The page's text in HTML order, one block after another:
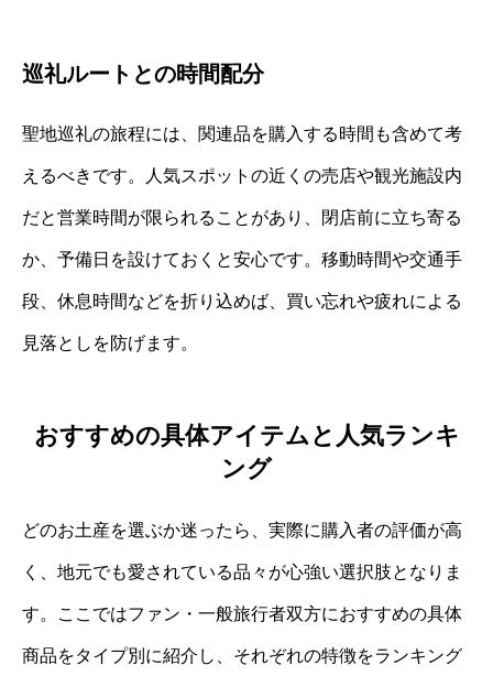
巡礼ルートとの時間配分
聖地巡礼の旅程には、関連品を購入する時間も含めて考
えるべきです。人気スポットの近くの売店や観光施設内
だと営業時間が限られることがあり、閉店前に立ち寄る
か、予備日を設けておくと安心です。移動時間や交通手
段、休息時間などを折り込めば、買い忘れや疲れによる
見落としを防げます。
おすすめの具体アイテムと人気ランキ
ング
どのお土産を選ぶか迷ったら、実際に購入者の評価が高
く、地元でも愛されている品々が心強い選択肢となりま
す。ここではファン・一般旅行者双方におすすめの具体
商品をタイプ別に紹介し、それぞれの特徴をランキング